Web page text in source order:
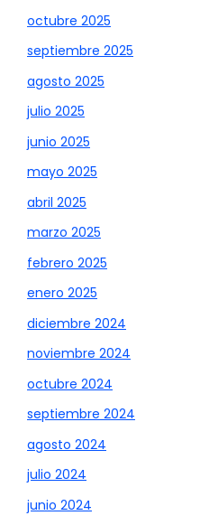
octubre 2025
septiembre 2025
agosto 2025
julio 2025
junio 2025
mayo 2025
abril 2025
marzo 2025
febrero 2025
enero 2025
diciembre 2024
noviembre 2024
octubre 2024
septiembre 2024
agosto 2024
julio 2024
junio 2024